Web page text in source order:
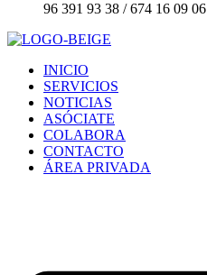
96 391 93 38 / 674 16 09 06
INICIO
SERVICIOS
NOTICIAS
ASÓCIATE
COLABORA
CONTACTO
ÁREA PRIVADA